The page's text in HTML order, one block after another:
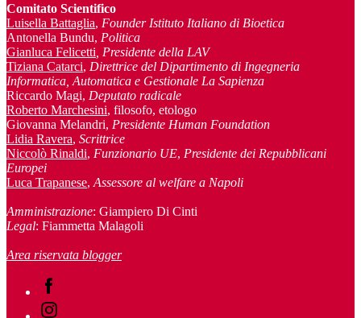
Comitato Scientifico
Luisella Battaglia, Founder Istituto Italiano di Bioetica
Antonella Bundu, Politica
Gianluca Felicetti , Presidente della LAV
Tiziana Catarci, Direttrice del Dipartimento di Ingegneria
Informatica, Automatica e Gestionale La Sapienza
Riccardo Magi, Deputato radicale
Roberto Marchesini, filosofo, etologo
Giovanna Melandri, Presidente Human Foundation
Lidia Ravera, Scrittrice
Niccolò Rinaldi, Funzionario UE, Presidente dei Repubblicani
Europei
Luca Trapanese, Assessore al welfare a Napoli
Amministrazione: Giampiero Di Cinti
Legal: Fiammetta Malagoli
Area riservata blogger
Facebook
Instagram